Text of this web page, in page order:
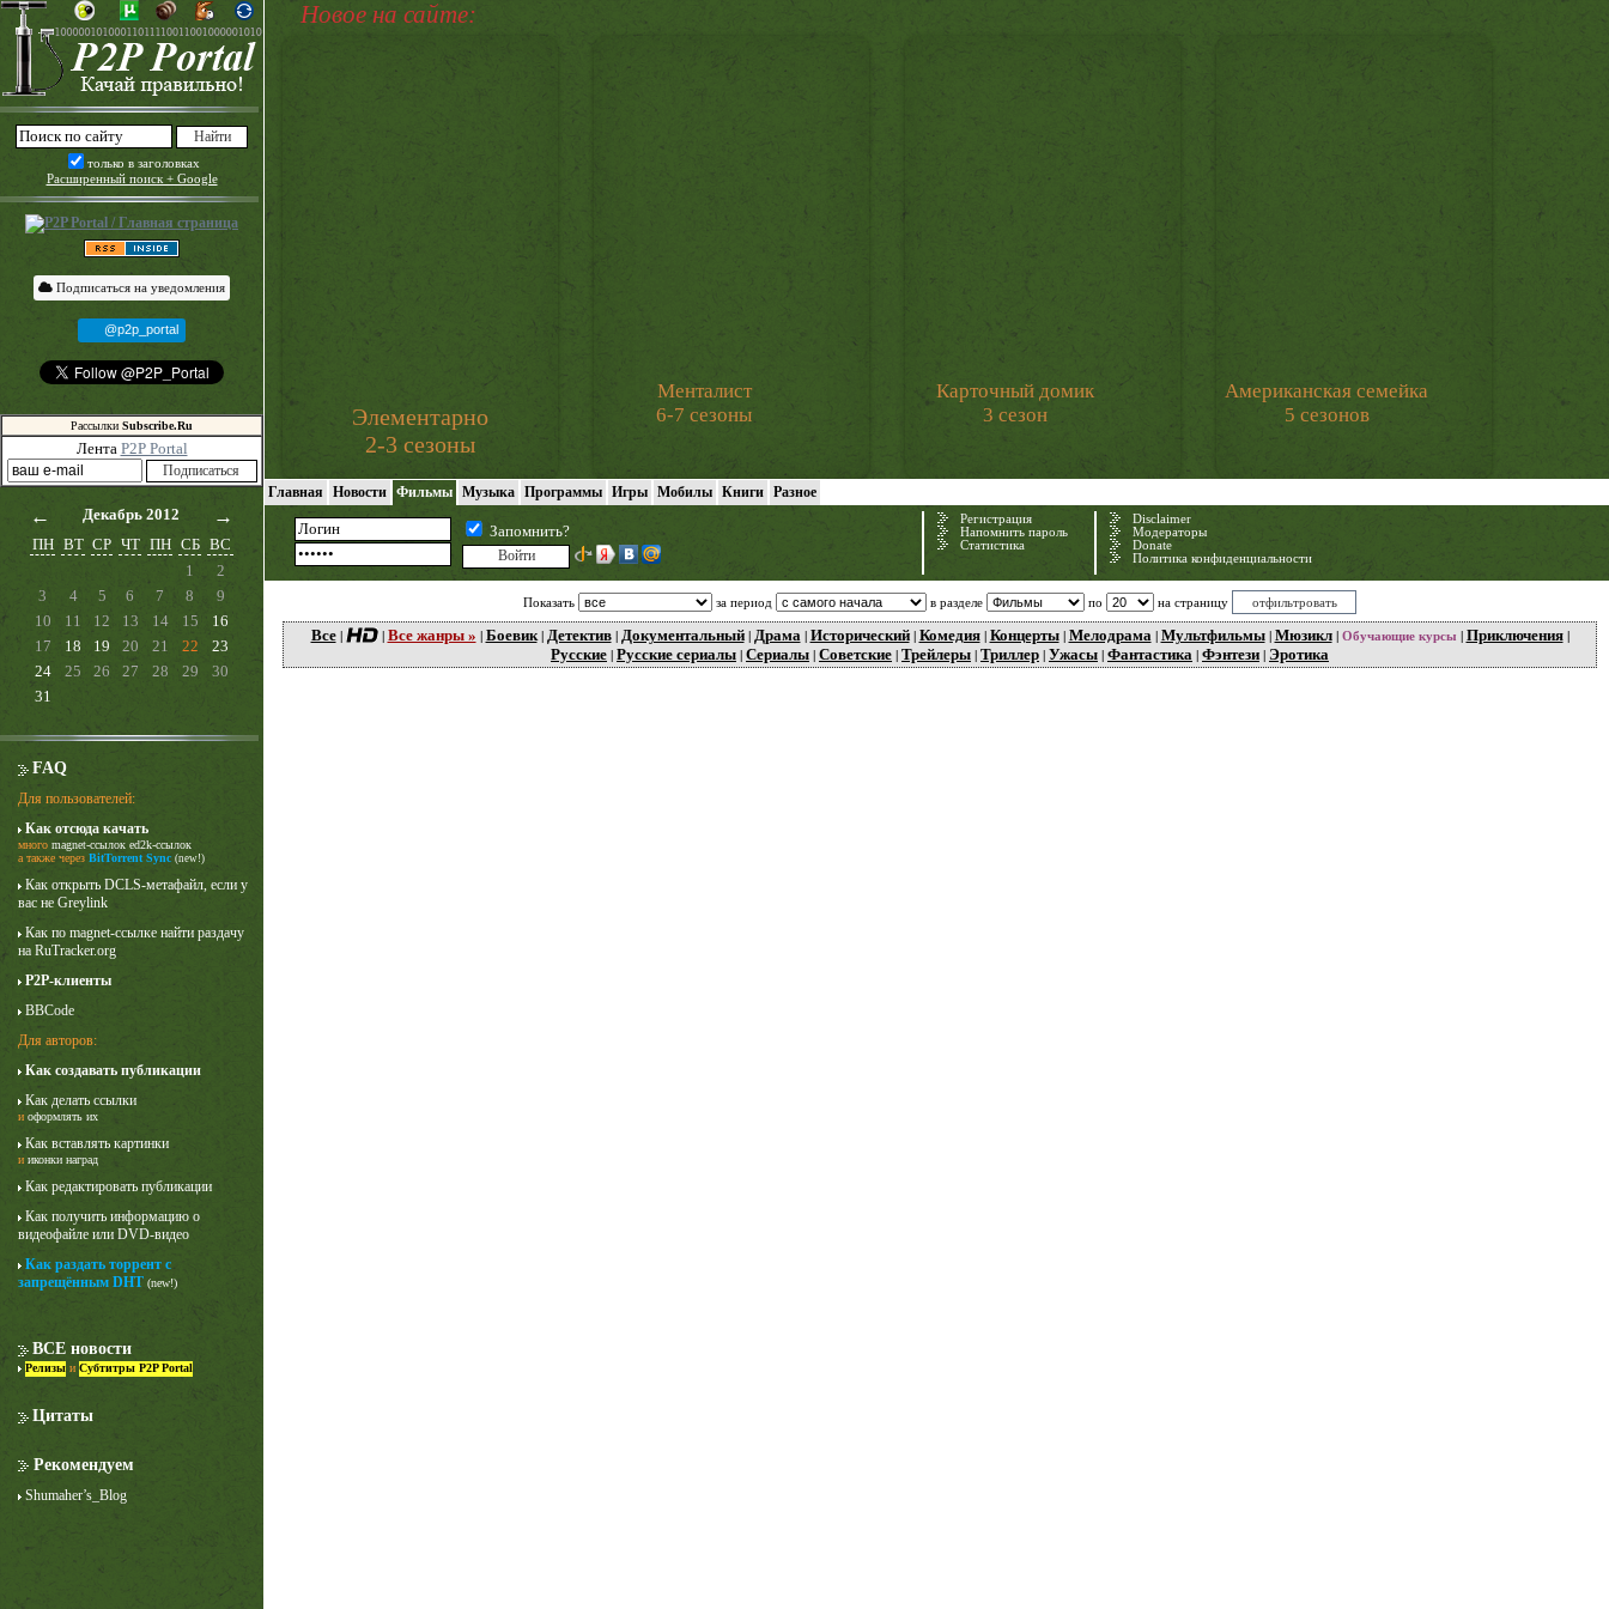
только в заголовках
Расширенный поиск + Google
Подписаться на уведомления
@p2p_portal
Рассылки Subscribe.Ru
Лента P2P Portal
← Декабрь 2012 →
ПН ВТ СР ЧТ ПН СБ ВС
1
2
3
4 5 6 7 8
9
10
11 12 13 14 15
16
17
18 19 20 21 22
23
24
25 26 27 28 29
30
31
FAQ
Для пользователей:
Как отсюда качать
много magnet-ссылок ed2k-ссылок
а также через BitTorrent Sync (new!)
Как открыть DCLS-метафайл, если у
вас не Greylink
Как по magnet-ссылке найти раздачу
на RuTracker.org
P2P-клиенты
BBCode
Для авторов:
Как создавать публикации
Как делать ссылки
и оформлять их
Как вставлять картинки
и иконки наград
Как редактировать публикации
Как получить информацию о
видеофайле или DVD-видео
Как раздать торрент с
запрещённым DHT (new!)
ВСЕ новости
Релизы и Субтитры P2P Portal
Цитаты
Рекомендуем
Shumaher’s_Blog
Новое на сайте:
Элементарно
2-3 сезоны
Менталист
6-7 сезоны
Карточный домик
3 сезон
Американская семейка
5 сезонов
Главная Новости Фильмы Музыка Программы Игры Мобилы Книги Разное
Запомнить?
Регистрация
Напомнить пароль
Статистика
Disclaimer
Модераторы
Donate
Политика конфиденциальности
Показать за период в разделе по на страницу
Все| | Все жанры » Боевик| Детектив| Документальный| Драма Исторический| Комедия| Концерты| Мелодрама Мультфильмы| Мюзикл| Обучающие курсы Приключения|
Русские Русские сериалы Сериалы Советские Трейлеры Триллер Ужасы Фантастика Фэнтези Эротика